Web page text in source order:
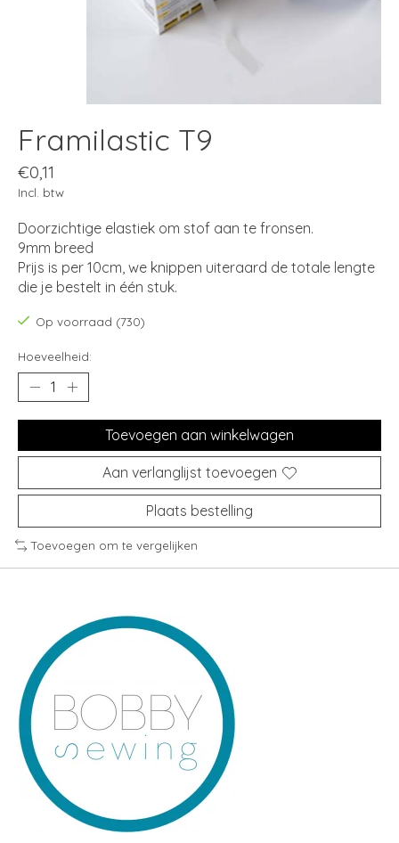
Framilastic T9
€0,11
Incl. btw
Doorzichtige elastiek om stof aan te fronsen.
9mm breed
Prijs is per 10cm, we knippen uiteraard de totale lengte
die je bestelt in één stuk.
Op voorraad (730)
Hoeveelheid:
Toevoegen aan winkelwagen
Aan verlanglijst toevoegen
Plaats bestelling
Toevoegen om te vergelijken